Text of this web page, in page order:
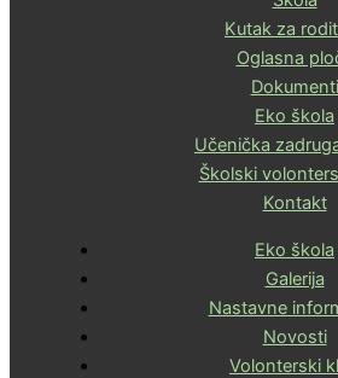
Kutak za
Oglasna
Dokumenti
Eko škola
Učenička
Školski
Kontakt
Eko škola
Galerija
Nastavne
Novosti
Volonterski